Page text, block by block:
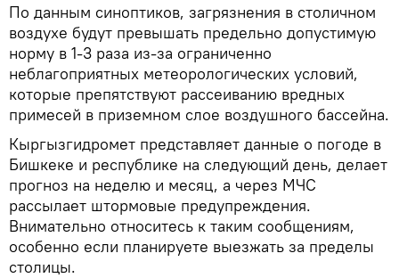
По данным синоптиков, загрязнения в столичном
воздухе будут превышать предельно допустимую
норму в 1-3 раза из-за ограниченно
неблагоприятных метеорологических условий,
которые препятствуют рассеиванию вредных
примесей в приземном слое воздушного бассейна.
Кыргызгидромет представляет данные о погоде в
Бишкеке и республике на следующий день, делает
прогноз на неделю и месяц, а через МЧС
рассылает штормовые предупреждения.
Внимательно относитесь к таким сообщениям,
особенно если планируете выезжать за пределы
столицы.